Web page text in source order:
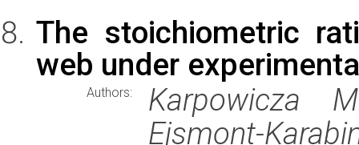
The stoichiometric
web under
Authors:
Karpowicza
Ejsmont-